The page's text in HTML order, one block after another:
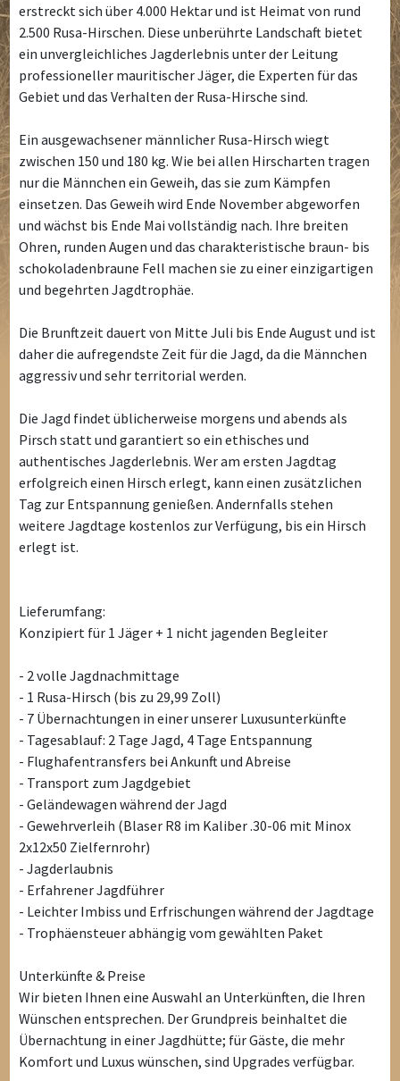
erstreckt sich über 4.000 Hektar und ist Heimat von rund
2.500 Rusa-Hirschen. Diese unberührte Landschaft bietet
ein unvergleichliches Jagderlebnis unter der Leitung
professioneller mauritischer Jäger, die Experten für das
Gebiet und das Verhalten der Rusa-Hirsche sind.
Ein ausgewachsener männlicher Rusa-Hirsch wiegt
zwischen 150 und 180 kg. Wie bei allen Hirscharten tragen
nur die Männchen ein Geweih, das sie zum Kämpfen
einsetzen. Das Geweih wird Ende November abgeworfen
und wächst bis Ende Mai vollständig nach. Ihre breiten
Ohren, runden Augen und das charakteristische braun- bis
schokoladenbraune Fell machen sie zu einer einzigartigen
und begehrten Jagdtrophäe.
Die Brunftzeit dauert von Mitte Juli bis Ende August und ist
daher die aufregendste Zeit für die Jagd, da die Männchen
aggressiv und sehr territorial werden.
Die Jagd findet üblicherweise morgens und abends als
Pirsch statt und garantiert so ein ethisches und
authentisches Jagderlebnis. Wer am ersten Jagdtag
erfolgreich einen Hirsch erlegt, kann einen zusätzlichen
Tag zur Entspannung genießen. Andernfalls stehen
weitere Jagdtage kostenlos zur Verfügung, bis ein Hirsch
erlegt ist.
Lieferumfang:
Konzipiert für 1 Jäger + 1 nicht jagenden Begleiter
- 2 volle Jagdnachmittage
- 1 Rusa-Hirsch (bis zu 29,99 Zoll)
- 7 Übernachtungen in einer unserer Luxusunterkünfte
- Tagesablauf: 2 Tage Jagd, 4 Tage Entspannung
- Flughafentransfers bei Ankunft und Abreise
- Transport zum Jagdgebiet
- Geländewagen während der Jagd
- Gewehrverleih (Blaser R8 im Kaliber .30-06 mit Minox
2x12x50 Zielfernrohr)
- Jagderlaubnis
- Erfahrener Jagdführer
- Leichter Imbiss und Erfrischungen während der Jagdtage
- Trophäensteuer abhängig vom gewählten Paket
Unterkünfte & Preise
Wir bieten Ihnen eine Auswahl an Unterkünften, die Ihren
Wünschen entsprechen. Der Grundpreis beinhaltet die
Übernachtung in einer Jagdhütte; für Gäste, die mehr
Komfort und Luxus wünschen, sind Upgrades verfügbar.